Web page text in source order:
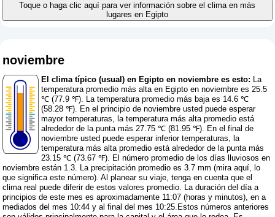
Toque o haga clic aquí para ver información sobre el clima en más
lugares en Egipto
noviembre
El clima típico (usual) en Egipto en noviembre es esto: La
temperatura promedio más alta en Egipto en noviembre es 25.5
℃ (77.9 ℉). La temperatura promedio más baja es 14.6 ℃
(58.28 ℉). En el principio de noviembre usted puede esperar
mayor temperaturas, la temperatura más alta promedio está
alrededor de la punta más 27.75 ℃ (81.95 ℉). En el final de
noviembre usted puede esperar inferior temperaturas, la
temperatura más alta promedio está alrededor de la punta más
23.15 ℃ (73.67 ℉). El número promedio de los días lluviosos en
noviembre están 1.3. La precipitación promedio es 3.7 mm (mira aquí, lo
que significa este número). Al planear su viaje, tenga en cuenta que el
clima real puede diferir de estos valores promedio. La duración del día a
principios de este mes es aproximadamente 11:07 (horas y minutos), en a
mediados del mes 10:44 y al final del mes 10:25.Estos números anteriores